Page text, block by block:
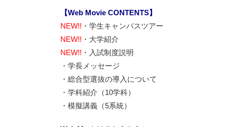
【Web Movie CONTENTS】
NEW!! ・学生キャンパスツアー
NEW!! ・大学紹介
NEW!! ・入試制度説明
・学長メッセージ
・総合型選抜の導入について
・学科紹介（10学科）
・模擬講義（5系統）